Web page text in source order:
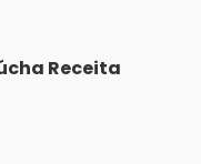
Receita